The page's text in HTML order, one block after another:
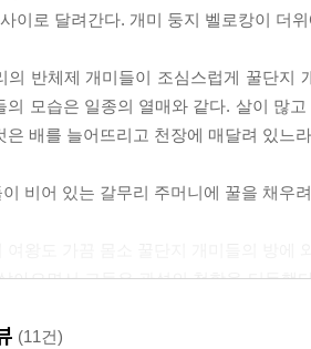
이로 달려간다. 개미 둥지 벨로캉이 더
의 반체제 개미들이 조심스럽게 꿀단지
의 모습은 일종의 열매와 같다. 살이 많
은 배를 늘어뜨리고 천장에 매달려 있느
비어 있는 갈무리 주머니에 꿀을 채우
아오면서 그들은 관성의 철학을 터득했
(11건)